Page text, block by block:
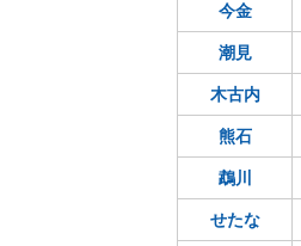
今金
潮見
木古内
熊石
鵡川
せたな